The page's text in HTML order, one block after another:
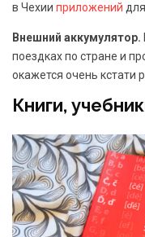
в Чехии приложений
Внешний аккумулятор.
поездках по стране и
окажется очень кстати
Книги,